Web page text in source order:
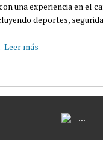
una experiencia en el
deportes,
Leer más
...